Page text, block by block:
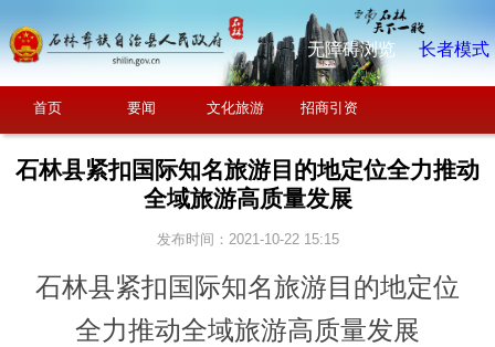
无障碍浏览 长者模式
首页 要闻 文化旅游 招商引资
石林县紧扣国际知名旅游目的地定位全力推动
全域旅游高质量发展
发布时间：2021-10-22 15:15
石林县紧扣国际知名旅游目的地定位
全力推动全域旅游高质量发展